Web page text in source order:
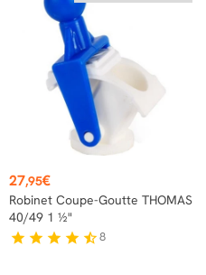
Prix
27,95€
Robinet Coupe-Goutte THOMAS
40/49 1 ½"
star star star star star_half8